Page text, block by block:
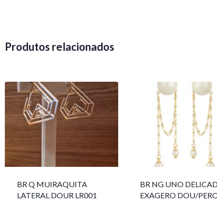
Produtos relacionados
BR Q MUIRAQUITA
LATERAL DOUR LR001
BR NG UNO
EXAGERO DOU/